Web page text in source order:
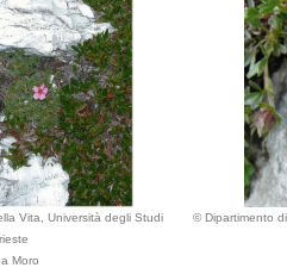
Vita, Università degli Studi
Moro
© Dipartimento